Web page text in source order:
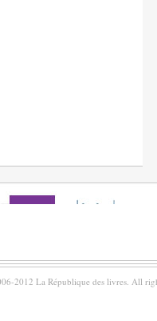
2012 La République des livres. All